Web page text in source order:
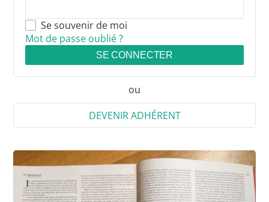
Se souvenir de moi
Mot de passe oublié ?
SE CONNECTER
ou
DEVENIR ADHÉRENT